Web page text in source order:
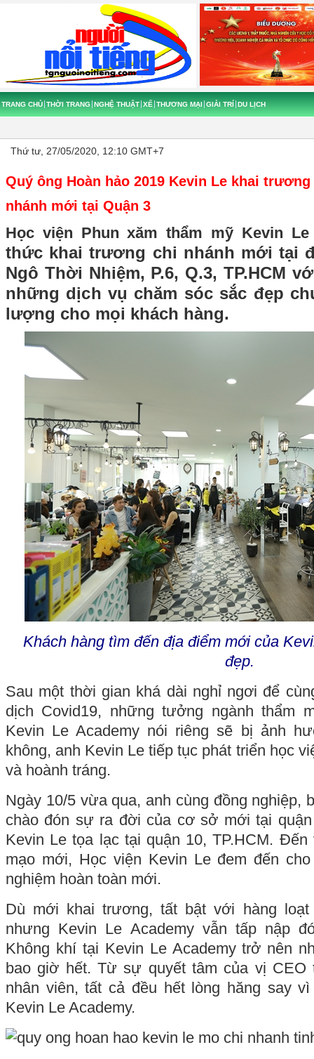
TRANG CHỦ THỜI TRANG NGHỆ THUẬT XẾ THƯƠNG MẠI GIẢI TRÍ DU LỊCH
Thứ tư, 27/05/2020, 12:10 GMT+7
Quý ông Hoàn hảo 2019 Kevin Le khai
nhánh mới tại Quận 3
Học viện Phun xăm thẩm mỹ Kevin Le
thức khai trương chi nhánh mới tại
Ngô Thời Nhiệm, P.6, Q.3, TP.HCM
những dịch vụ chăm sóc sắc đẹp
lượng cho mọi khách hàng.
Khách hàng tìm đến địa điểm mới của
đẹp.
Sau một thời gian khá dài nghỉ ngơi để
dịch Covid19, những tưởng ngành thẩm
Kevin Le Academy nói riêng sẽ bị ảnh
không, anh Kevin Le tiếp tục phát triển học
và hoành tráng.
Ngày 10/5 vừa qua, anh cùng đồng nghiệp,
chào đón sự ra đời của cơ sở mới tại
Kevin Le tọa lạc tại quận 10, TP.HCM.
mạo mới, Học viện Kevin Le đem đến
nghiệm hoàn toàn mới.
Dù mới khai trương, tất bật với hàng
nhưng Kevin Le Academy vẫn tấp nập
Không khí tại Kevin Le Academy trở nên
bao giờ hết. Từ sự quyết tâm của vị CEO
nhân viên, tất cả đều hết lòng hăng say
Kevin Le Academy.